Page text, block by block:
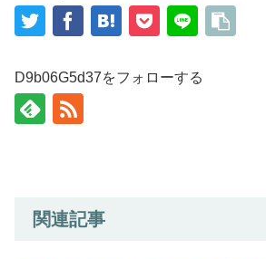
D9b06G5d37をフォローする
関連記事